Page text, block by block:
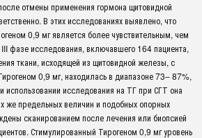
отмены применения гормона щитовидной
В этих исследованиях выявлено, что
0,9 мг является более чувствительным, чем
фазе исследования, включавшего 164 пациента,
ткани, исходящей из щитовидной железы, с
0,9 мг, находилась в диапазоне 73– 87%,
использовании исследования на ТГ при СГТ она
же предельных величин и подобных опорных
сканированием после лечения или биопсией
Стимулированный Тирогеном 0,9 мг уровень